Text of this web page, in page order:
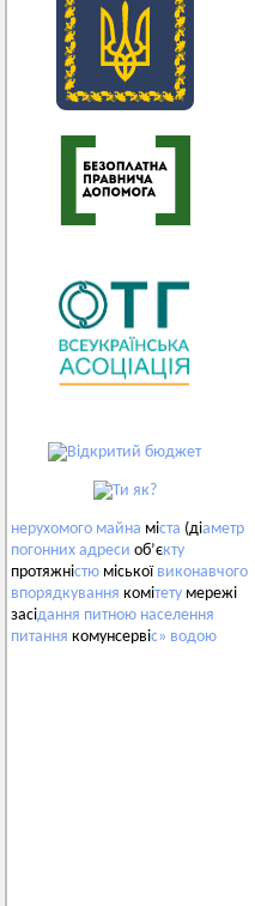
нерухомого майна міста (діаметр
погонних адреси об’єкту
протяжністю міської виконавчого
впорядкування комітету мережі
засідання питною населення
питання комунсервіс» водою